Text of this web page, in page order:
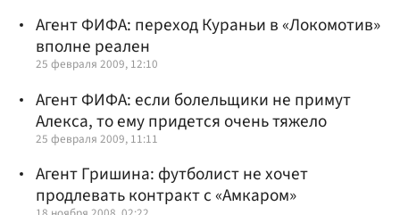
Агент ФИФА: переход Кураньи в «Локомотив»
вполне реален
25 февраля 2009, 12:10
Агент ФИФА: если болельщики не примут
Алекса, то ему придется очень тяжело
25 февраля 2009, 11:11
Агент Гришина: футболист не хочет
продлевать контракт с «Амкаром»